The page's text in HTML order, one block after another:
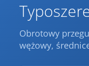
Obrotowy
wężowy,